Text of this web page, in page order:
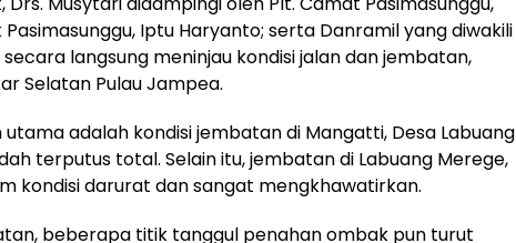
Pasimasunggu, Iptu Haryanto; serta Danramil yang diwakili
langsung meninjau kondisi jalan dan jembatan,
Selatan Pulau Jampea.
adalah kondisi jembatan di Mangatti, Desa Labuang
terputus total. Selain itu, jembatan di Labuang Merege,
kondisi darurat dan sangat mengkhawatirkan.
beberapa titik tanggul penahan ombak pun turut